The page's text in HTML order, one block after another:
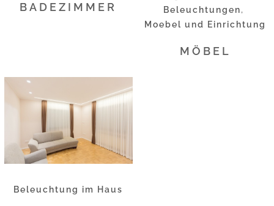
BADEZIMMER
Beleuchtungen,
Moebel und Einrichtung
MÖBEL
Beleuchtung im Haus